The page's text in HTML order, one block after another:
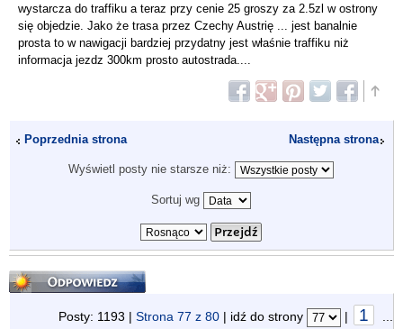
wystarcza do traffiku a teraz przy cenie 25 groszy za 2.5zl w ostrony
się objedzie. Jako że trasa przez Czechy Austrię ... jest banalnie
prosta to w nawigacji bardziej przydatny jest właśnie traffiku niż
informacja jezdz 300km prosto autostrada....
Poprzednia strona Następna strona
Wyświetl posty nie starsze niż:
Sortuj wg
Odpowiedz
Posty: 1193 | Strona 77 z 80 | idź do strony | 1 ...